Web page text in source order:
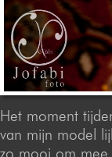
Het moment
van mijn model